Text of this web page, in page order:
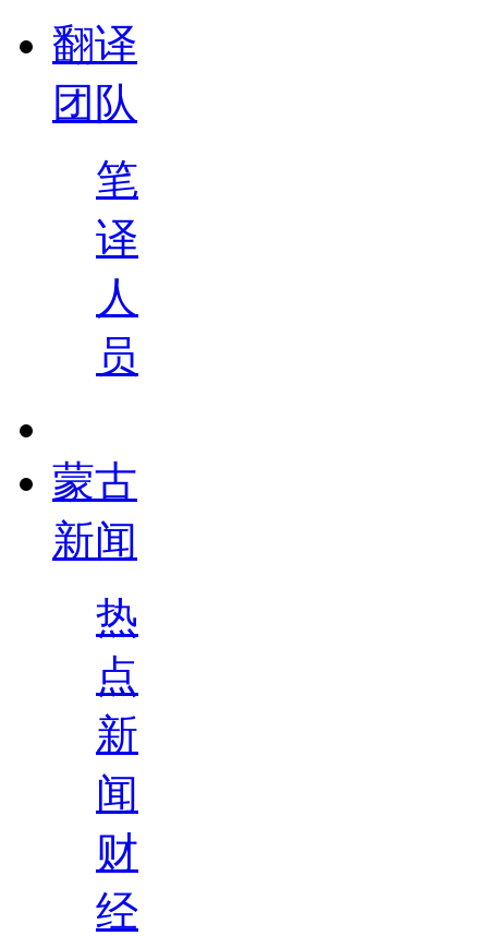
翻译
团队
笔
译
人
员
蒙古
新闻
热
点
新
闻
财
经